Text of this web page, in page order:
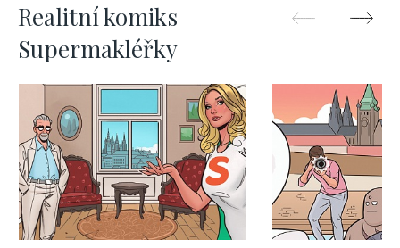
Realitní komiks
Supermakléřky